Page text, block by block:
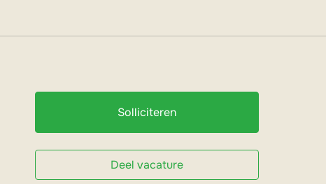
Solliciteren
Deel vacature